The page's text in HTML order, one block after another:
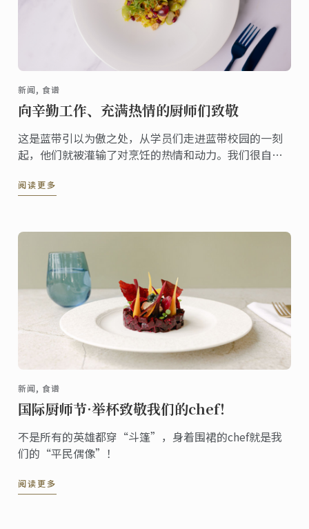
新闻, 食谱
向辛勤工作、充满热情的厨师们致敬
这是蓝带引以为傲之处，从学员们走进蓝带校园的一刻
起，他们就被灌输了对烹饪的热情和动力。我们很自豪
进入餐饮行业。
阅读更多
新闻, 食谱
国际厨师节·举杯致敬我们的chef！
不是所有的英雄都穿“斗篷”，身着围裙的chef就是我
们的“平民偶像”！
阅读更多